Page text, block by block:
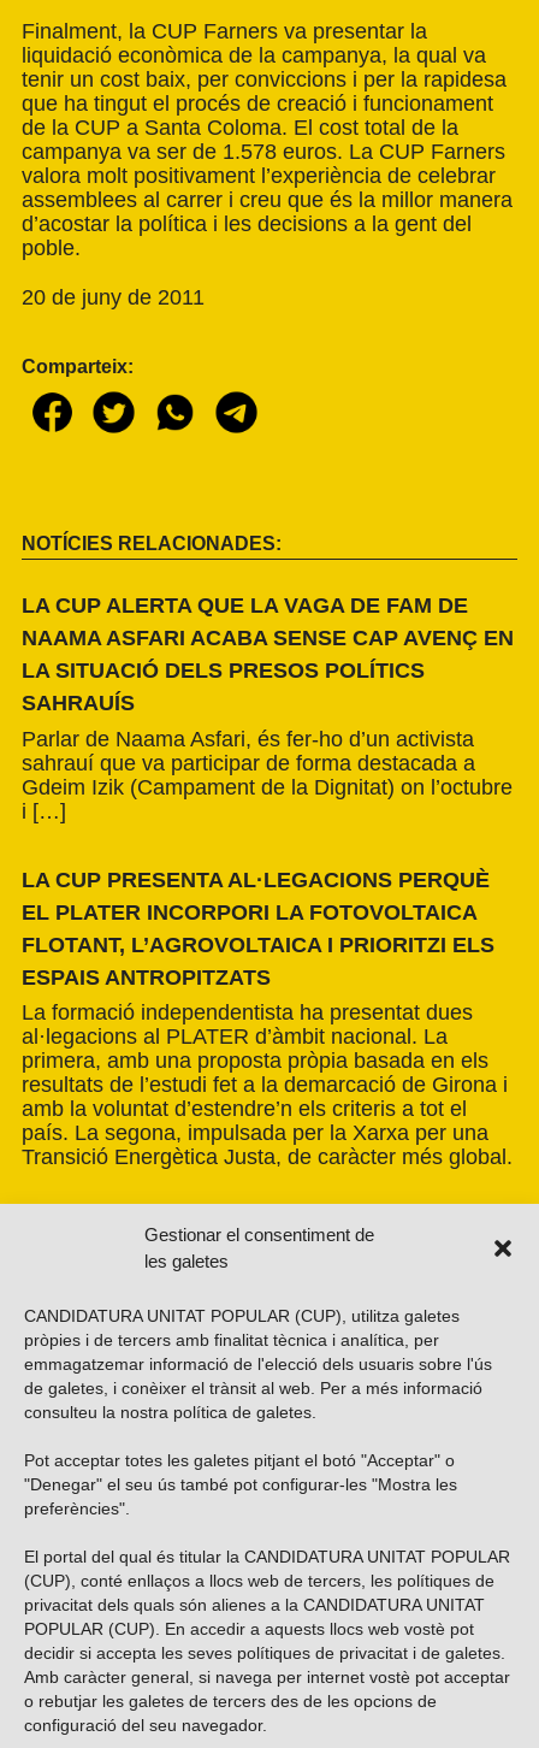
Gestionar el consentiment de
les galetes
CANDIDATURA UNITAT POPULAR (CUP), utilitza galetes
pròpies i de tercers amb finalitat tècnica i analítica, per
emmagatzemar informació de l'elecció dels usuaris sobre l'ús
de galetes, i conèixer el trànsit al web. Per a més informació
consulteu la nostra política de galetes
Pot acceptar totes les galetes pitjant el botó "Acceptar" o
"Denegar" el seu ús també pot configurar-les "Mostra les
preferències".
El portal del qual és titular la CANDIDATURA UNITAT POPULAR
(CUP), conté enllaços a llocs web de tercers, les polítiques de
privacitat dels quals són alienes a la CANDIDATURA UNITAT
POPULAR (CUP). En accedir a aquests llocs web vostè pot
decidir si accepta les seves polítiques de privacitat i de galetes.
Amb caràcter general, si navega per internet vostè pot acceptar
o rebutjar les galetes de tercers des de les opcions de
configuració del seu navegador.
Finalment, la CUP Farners va presentar la
liquidació econòmica de la campanya, la qual va
tenir un cost baix, per conviccions i per la rapidesa
que ha tingut el procés de creació i funcionament
de la CUP a Santa Coloma. El cost total de la
campanya va ser de 1.578 euros. La CUP Farners
valora molt positivament l’experiència de celebrar
assemblees al carrer i creu que és la millor manera
d’acostar la política i les decisions a la gent del
poble.
20 de juny de 2011
Comparteix:
NOTÍCIES RELACIONADES:
LA CUP ALERTA QUE LA VAGA DE FAM DE
NAAMA ASFARI ACABA SENSE CAP AVENÇ EN
LA SITUACIÓ DELS PRESOS POLÍTICS
SAHRAUÍS
Parlar de Naama Asfari, és fer-ho d’un activista
sahrauí que va participar de forma destacada a
Gdeim Izik (Campament de la Dignitat) on l’octubre
i […]
LA CUP PRESENTA AL·LEGACIONS PERQUÈ
EL PLATER INCORPORI LA FOTOVOLTAICA
FLOTANT, L’AGROVOLTAICA I PRIORITZI ELS
ESPAIS ANTROPITZATS
La formació independentista ha presentat dues
al·legacions al PLATER d’àmbit nacional. La
primera, amb una proposta pròpia basada en els
resultats de l’estudi fet a la demarcació de Girona i
amb la voluntat d’estendre’n els criteris a tot el
país. La segona, impulsada per la Xarxa per una
Transició Energètica Justa, de caràcter més global.
Vols subscriure’t al nostre butlletí?
ENVIAR
Troba’ns a les xarxes socials